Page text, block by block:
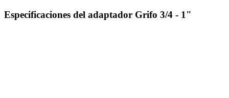
Especificaciones del adaptador Grifo 3/4 - 1"